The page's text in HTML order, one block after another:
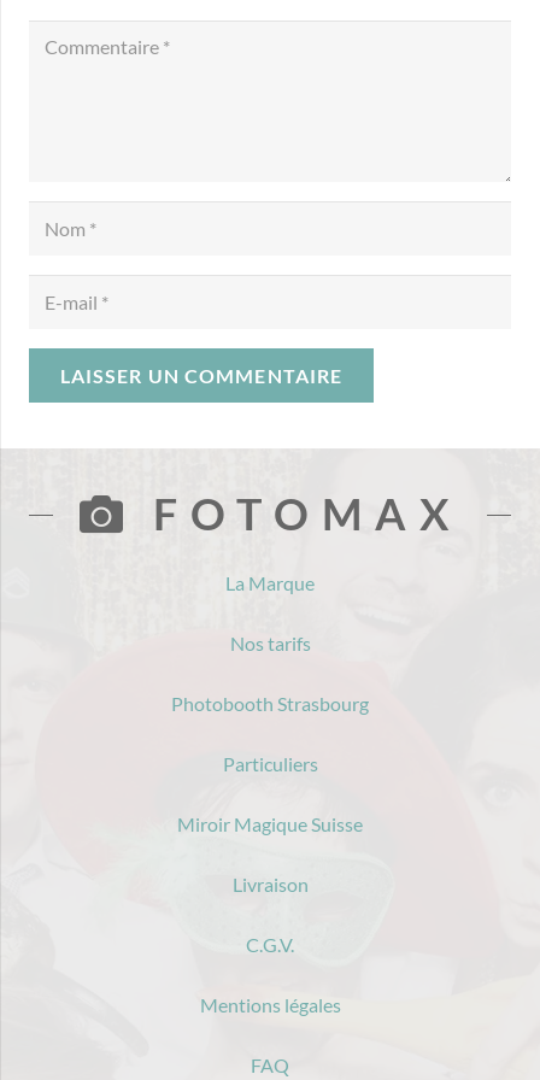
LAISSER UN COMMENTAIRE
FOTOMAX
La Marque
Nos tarifs
Photobooth Strasbourg
Particuliers
Miroir Magique Suisse
Livraison
C.G.V.
Mentions légales
FAQ